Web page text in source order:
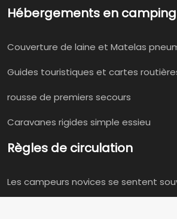
Hébergements en camping
Couverture de laine et Matelas
Guides touristiques et cartes
rousse de premiers secours
Caravanes rigides simple essieu
Règles de circulation
Les campeurs novices se sentent